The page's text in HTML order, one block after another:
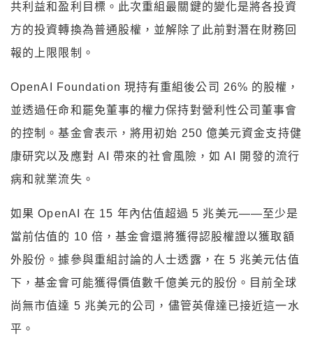
共利益和盈利目標。此次重組最關鍵的變化是將各投資
方的投資轉換為普通股權，並解除了此前對潛在財務回
報的上限限制。
OpenAI Foundation 現持有重組後公司 26% 的股權，
並透過任命和罷免董事的權力保持對營利性公司董事會
的控制。基金會表示，將用初始 250 億美元資金支持健
康研究以及應對 AI 帶來的社會風險，如 AI 開發的流行
病和就業流失。
如果 OpenAI 在 15 年內估值超過 5 兆美元——至少是
當前估值的 10 倍，基金會還將獲得認股權證以獲取額
外股份。據參與重組討論的人士透露，在 5 兆美元估值
下，基金會可能獲得價值數千億美元的股份。目前全球
尚無市值達 5 兆美元的公司，儘管英偉達已接近這一水
平。